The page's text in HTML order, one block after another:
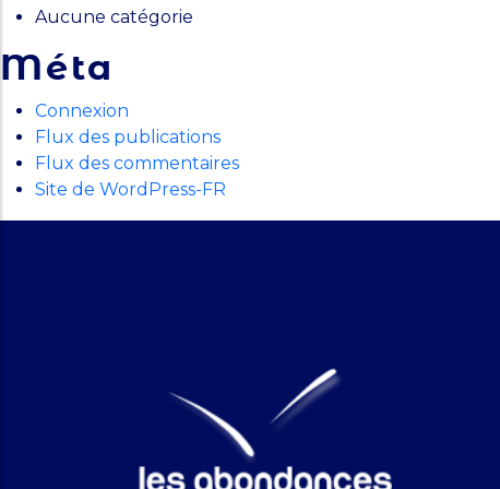
Aucune catégorie
Méta
Connexion
Flux des publications
Flux des commentaires
Site de WordPress-FR